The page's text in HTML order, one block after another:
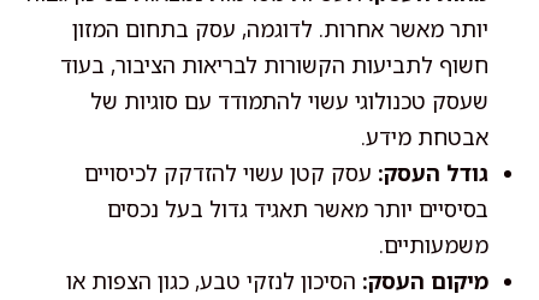
יותר מאשר אחרות. לדוגמה, עסק בתחום המזון
חשוף לתביעות הקשורות לבריאות הציבור, בעוד
שעסק טכנולוגי עשוי להתמודד עם סוגיות של
אבטחת מידע.
גודל העסק: עסק קטן עשוי להזדקק לכיסויים
בסיסיים יותר מאשר תאגיד גדול בעל נכסים
משמעותיים.
מיקום העסק: הסיכון לנזקי טבע, כגון הצפות או